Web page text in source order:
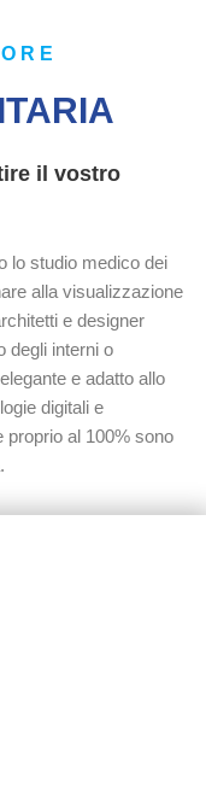
il vostro
lo studio medico dei
alla visualizzazione
e designer
degli interni o
e adatto allo
digitali e
proprio al 100% sono